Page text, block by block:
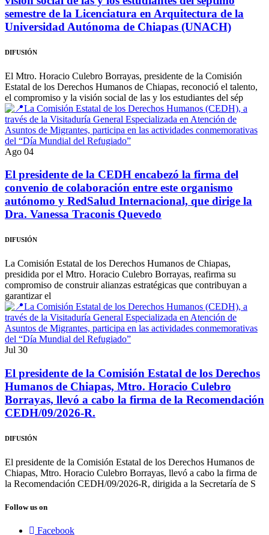
semestre de la Licenciatura en Arquitectura de la
Universidad Autónoma de Chiapas (UNACH)
DIFUSIÓN
El Mtro. Horacio Culebro Borrayas, presidente de la Comisión
Estatal de los Derechos Humanos de Chiapas, reconoció el talento,
el compromiso y la visión social de las y los estudiantes del sép
Ago 04
El presidente de la CEDH encabezó la firma del
convenio de colaboración entre este organismo
autónomo y RedSalud Internacional, que dirige la
Dra. Vanessa Traconis Quevedo
DIFUSIÓN
La Comisión Estatal de los Derechos Humanos de Chiapas,
presidida por el Mtro. Horacio Culebro Borrayas, reafirma su
compromiso de construir alianzas estratégicas que contribuyan a
garantizar el
Jul 30
El presidente de la Comisión Estatal de los Derechos
Humanos de Chiapas, Mtro. Horacio Culebro
Borrayas, llevó a cabo la firma de la Recomendación
CEDH/09/2026-R.
DIFUSIÓN
El presidente de la Comisión Estatal de los Derechos Humanos de
Chiapas, Mtro. Horacio Culebro Borrayas, llevó a cabo la firma de
la Recomendación CEDH/09/2026-R, dirigida a la Secretaría de S
Follow us on
Facebook